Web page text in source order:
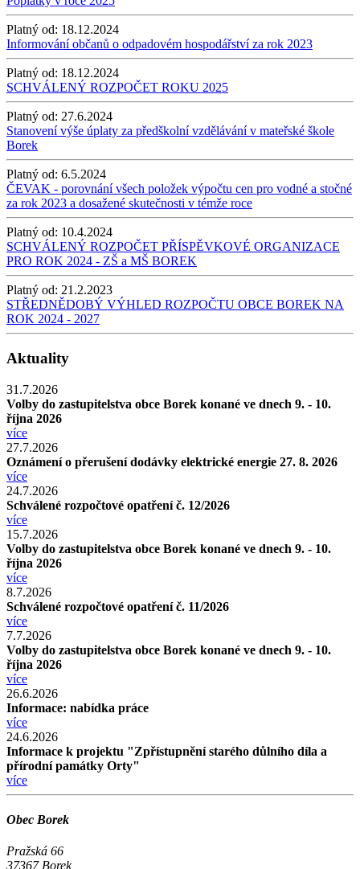
Platný od: 18.12.2024
Informování občanů o odpadovém hospodářství za rok 2023
Platný od: 18.12.2024
SCHVÁLENÝ ROZPOČET ROKU 2025
Platný od: 27.6.2024
Stanovení výše úplaty za předškolní vzdělávání v mateřské škole
Borek
Platný od: 6.5.2024
ČEVAK - porovnání všech položek výpočtu cen pro vodné a stočné
za rok 2023 a dosažené skutečnosti v témže roce
Platný od: 10.4.2024
SCHVÁLENÝ ROZPOČET PŘÍSPĚVKOVÉ ORGANIZACE
PRO ROK 2024 - ZŠ a MŠ BOREK
Platný od: 21.2.2023
STŘEDNĚDOBÝ VÝHLED ROZPOČTU OBCE BOREK NA
ROK 2024 - 2027
Aktuality
31.7.2026
Volby do zastupitelstva obce Borek konané ve dnech 9. - 10.
října 2026
více
27.7.2026
Oznámení o přerušení dodávky elektrické energie 27. 8. 2026
více
24.7.2026
Schválené rozpočtové opatření č. 12/2026
více
15.7.2026
Volby do zastupitelstva obce Borek konané ve dnech 9. - 10.
října 2026
více
8.7.2026
Schválené rozpočtové opatření č. 11/2026
více
7.7.2026
Volby do zastupitelstva obce Borek konané ve dnech 9. - 10.
října 2026
více
26.6.2026
Informace: nabídka práce
více
24.6.2026
Informace k projektu "Zpřístupnění starého důlního díla a
přírodní památky Orty"
více
Obec Borek
Pražská 66
37367 Borek